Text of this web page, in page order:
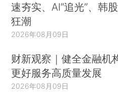
速夯实、AI“追光”、韩
狂潮
2026年08月09日
财新观察｜健全金融机
更好服务高质量发展
2026年08月09日